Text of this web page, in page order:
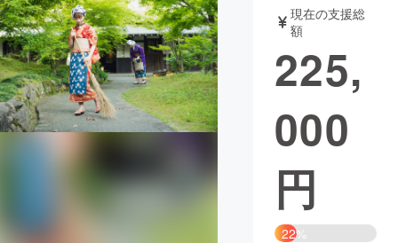
アート・写真 音楽
テクノロジー・ガジェット ゲーム・サ
映像・映画
現在の支援総
額
225,
000
円
22%